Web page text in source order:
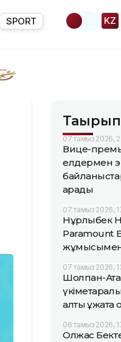
SPORT KZ
07 тамыз 2026,
Вице-
елдермен
қарады
07 тамыз 2026,
Нұрлыбек
Paramount
07 тамыз 2026,
Шолпан-
алты құжатқа
06 тамыз 2026,
Олжас